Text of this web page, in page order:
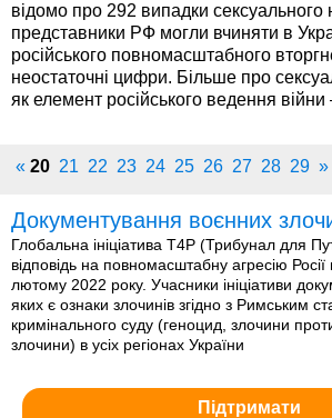
відомо про 292 випадки сексуального
представники РФ могли вчиняти в
російського повномасштабного
неостаточні цифри. Більше про
як елемент російського ведення війни
« 20 21 22 23 24 25 26 27 28 29 »
Документування воєнних
Глобальна ініціатива T4P (Трибунал для
відповідь на повномасштабну агресію
лютому 2022 року. Учасники ініціативи
яких є ознаки злочинів згідно з Римським
кримінального суду (геноцид, злочини
злочини) в усіх регіонах України
Підтримати